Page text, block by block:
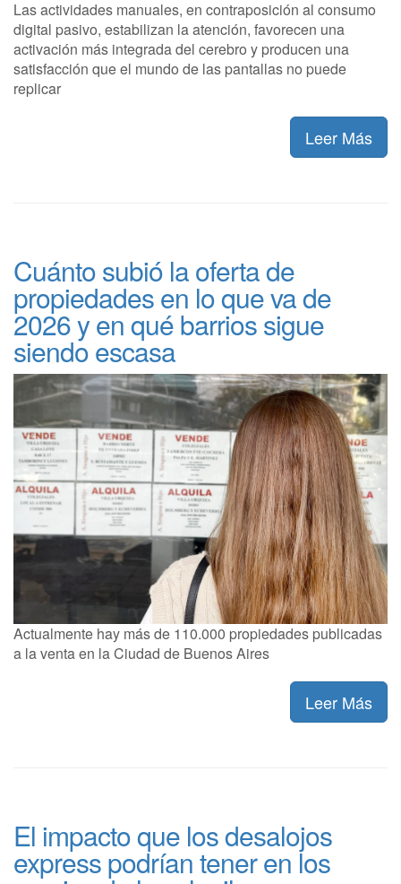
Las actividades manuales, en contraposición al consumo
digital pasivo, estabilizan la atención, favorecen una
activación más integrada del cerebro y producen una
satisfacción que el mundo de las pantallas no puede
replicar
Leer Más
Cuánto subió la oferta de
propiedades en lo que va de
2026 y en qué barrios sigue
siendo escasa
Actualmente hay más de 110.000 propiedades publicadas
a la venta en la Ciudad de Buenos Aires
Leer Más
El impacto que los desalojos
express podrían tener en los